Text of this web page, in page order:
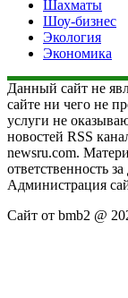
Шахматы
Шоу-бизнес
Экология
Экономика
Данный сайт не
сайте ни чего не
услуги не
новостей RSS
newsru.com.
ответственность
Администрация
Сайт от bmb2 @